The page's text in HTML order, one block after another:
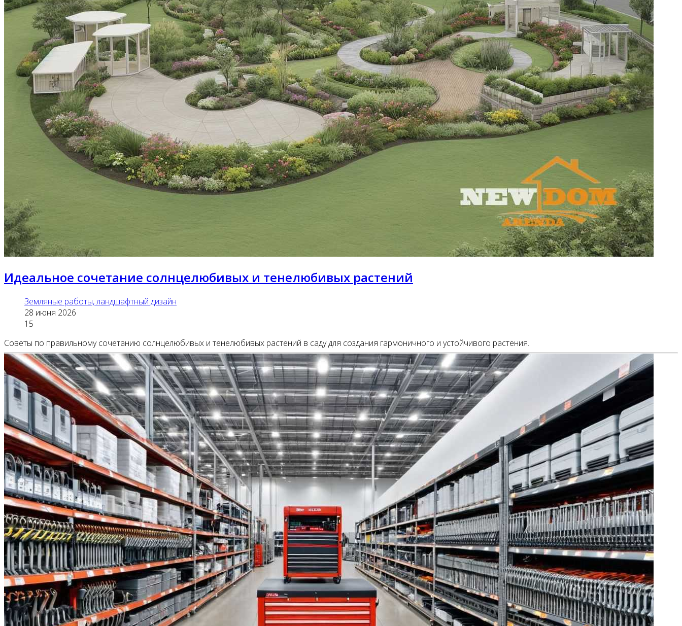
Идеальное сочетание солнцелюбивых и тенелюбивых растений
Земляные работы, ландшафтный дизайн
28 июня 2026
15
Советы по правильному сочетанию солнцелюбивых и тенелюбивых растений в саду для создания гармоничного и устойчивого растения.